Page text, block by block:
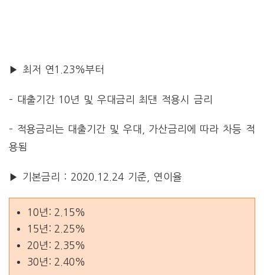
▶ 최저 연1.23%부터
– 대출기간 10년 및 우대금리 최댄 적용시 금리
– 적용금리는 대출기간 및 우대, 가산금리에 따라 차등 적
용됨
▶ 기본금리 : 2020.12.24 기준, 연이율
10년: 2.15%
15년: 2.25%
20년: 2.35%
30년: 2.40%